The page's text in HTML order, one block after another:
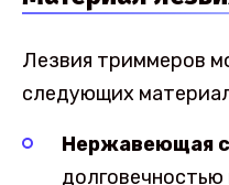
Лезвия триммеров
следующих
Нержавеющая